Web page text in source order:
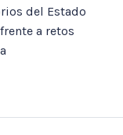
del Estado
a retos